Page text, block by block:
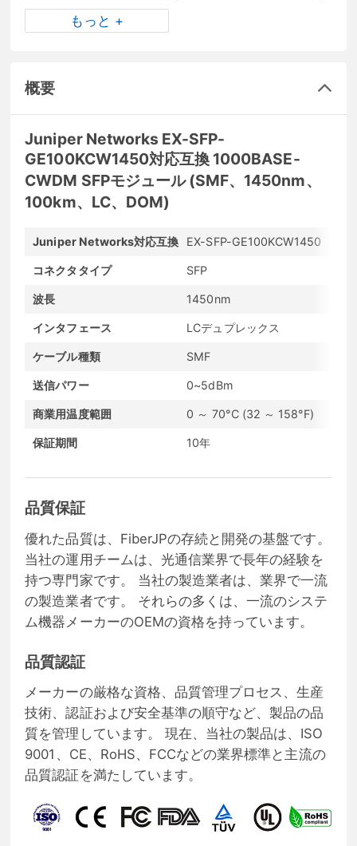
もっと +
概要
Juniper Networks EX-SFP-
GE100KCW1450対応互換 1000BASE-
CWDM SFPモジュール (SMF、1450nm、
100km、LC、DOM)
Juniper Networks対応互換 EX-SFP-GE100KCW1450
コネクタタイプ SFP
波長 1450nm
インタフェース LCデュプレックス
ケーブル種類 SMF
送信パワー 0~5dBm
商業用温度範囲 0 ～ 70°C (32 ～ 158°F)
保証期間 10年
品質保証
優れた品質は、FiberJPの存続と開発の基盤です。
当社の運用チームは、光通信業界で長年の経験を
持つ専門家です。 当社の製造業者は、業界で一流
の製造業者です。 それらの多くは、一流のシステ
ム機器メーカーのOEMの資格を持っています。
品質認証
メーカーの厳格な資格、品質管理プロセス、生産
技術、認証および安全基準の順守など、製品の品
質を管理しています。 現在、当社の製品は、ISO
9001、CE、RoHS、FCCなどの業界標準と主流の
品質認証を満たしています。